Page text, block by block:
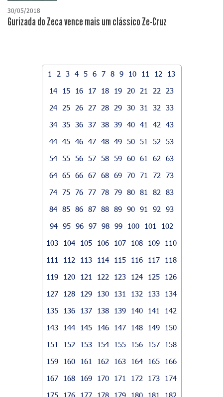
30/05/2018
Gurizada do Zeca vence mais um clássico Ze-Cruz
1 2 3 4 5 6 7 8 9 10 11 12
13
14
15 16 17 18 19 20 21 22
23
24
25 26 27 28 29 30 31 32
33
34 35 36 37 38 39 40 41 42
43
44 45 46 47 48 49 50 51 52
53
54 55 56 57 58 59 60 61 62
63
64 65 66 67 68 69 70 71 72
73
74 75 76 77 78 79 80 81 82
83
84 85 86 87 88 89 90 91 92
93
94 95 96 97 98 99 100 101
102
103
104 105 106 107 108 109
110
111
112 113 114 115 116 117
118
119
120 121 122 123 124 125
126
127
128 129 130 131 132 133
134
135
136 137 138 139 140 141
142
143
144 145 146 147 148 149
150
151
152 153 154 155 156 157
158
159
160 161 162 163 164 165
166
167
168 169 170 171 172 173
174
175
176 177 178 179 180 181
182